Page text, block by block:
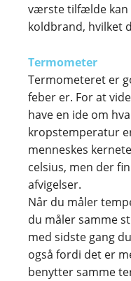
værste tilfælde kan
koldbrand, hvilket
Termometer
Termometeret er
feber er. For at
have en ide om
kropstemperatur
menneskes
celsius, men der
afvigelser.
Når du måler
du måler samme
med sidste gang
også fordi det er
benytter samme